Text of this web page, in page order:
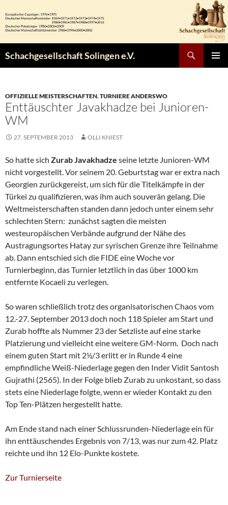
Inhalt
springen
Schachgesellschaft Solingen e.V.
OFFIZIELLE MEISTERSCHAFTEN,TURNIERE ANDERSWO
Enttäuschter Javakhadze bei Junioren-
WM
27. SEPTEMBER 2013 OLLI KNIEST
So hatte sich Zurab Javakhadze seine letzte Junioren-WM
nicht vorgestellt. Vor seinem 20. Geburtstag war er extra nach
Georgien zurückgereist, um sich für die Titelkämpfe in der
Türkei zu qualifizieren, was ihm auch souverän gelang. Die
Weltmeisterschaften standen dann jedoch unter einem sehr
schlechten Stern: zunächst sagten die meisten
westeuropäischen Verbände aufgrund der Nähe des
Austragungsortes Hatay zur syrischen Grenze ihre Teilnahme
ab. Dann entschied sich die FIDE eine Woche vor
Turnierbeginn, das Turnier letztlich in das über 1000 km
entfernte Kocaeli zu verlegen.
So waren schließlich trotz des organisatorischen Chaos vom
12.-27. September 2013 doch noch 118 Spieler am Start und
Zurab hoffte als Nummer 23 der Setzliste auf eine starke
Platzierung und vielleicht eine weitere GM-Norm. Doch nach
einem guten Start mit 2½/3 erlitt er in Runde 4 eine
empfindliche Weiß-Niederlage gegen den Inder Vidit Santosh
Gujrathi (2565). In der Folge blieb Zurab zu unkostant, so dass
stets eine Niederlage folgte, wenn er wieder Kontakt zu den
Top Ten-Plätzen hergestellt hatte.
Am Ende stand nach einer Schlussrunden-Niederlage ein für
ihn enttäuschendes Ergebnis von 7/13, was nur zum 42. Platz
reichte und ihn 12 Elo-Punkte kostete.
Zur Turnierseite